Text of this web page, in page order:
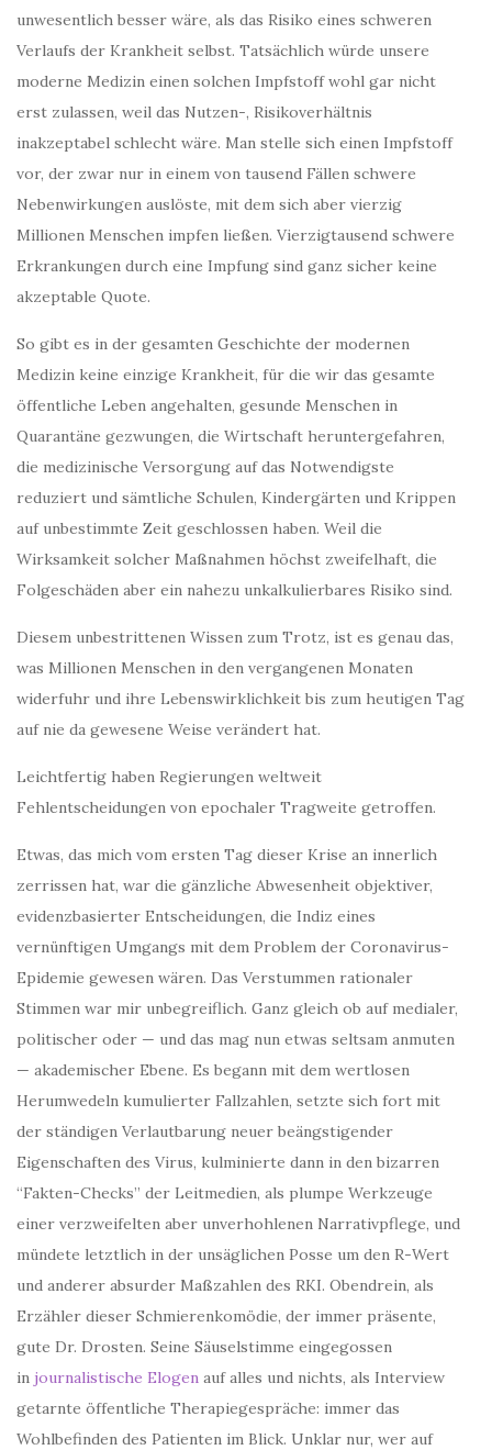
unwesentlich besser wäre, als das Risiko eines schweren
Verlaufs der Krankheit selbst. Tatsächlich würde unsere
moderne Medizin einen solchen Impfstoff wohl gar nicht
erst zulassen, weil das Nutzen-, Risikoverhältnis
inakzeptabel schlecht wäre. Man stelle sich einen Impfstoff
vor, der zwar nur in einem von tausend Fällen schwere
Nebenwirkungen auslöste, mit dem sich aber vierzig
Millionen Menschen impfen ließen. Vierzigtausend schwere
Erkrankungen durch eine Impfung sind ganz sicher keine
akzeptable Quote.
So gibt es in der gesamten Geschichte der modernen
Medizin keine einzige Krankheit, für die wir das gesamte
öffentliche Leben angehalten, gesunde Menschen in
Quarantäne gezwungen, die Wirtschaft heruntergefahren,
die medizinische Versorgung auf das Notwendigste
reduziert und sämtliche Schulen, Kindergärten und Krippen
auf unbestimmte Zeit geschlossen haben. Weil die
Wirksamkeit solcher Maßnahmen höchst zweifelhaft, die
Folgeschäden aber ein nahezu unkalkulierbares Risiko sind.
Diesem unbestrittenen Wissen zum Trotz, ist es genau das,
was Millionen Menschen in den vergangenen Monaten
widerfuhr und ihre Lebenswirklichkeit bis zum heutigen Tag
auf nie da gewesene Weise verändert hat.
Leichtfertig haben Regierungen weltweit
Fehlentscheidungen von epochaler Tragweite getroffen.
Etwas, das mich vom ersten Tag dieser Krise an innerlich
zerrissen hat, war die gänzliche Abwesenheit objektiver,
evidenzbasierter Entscheidungen, die Indiz eines
vernünftigen Umgangs mit dem Problem der Coronavirus-
Epidemie gewesen wären. Das Verstummen rationaler
Stimmen war mir unbegreiflich. Ganz gleich ob auf medialer,
politischer oder — und das mag nun etwas seltsam anmuten
— akademischer Ebene. Es begann mit dem wertlosen
Herumwedeln kumulierter Fallzahlen, setzte sich fort mit
der ständigen Verlautbarung neuer beängstigender
Eigenschaften des Virus, kulminierte dann in den bizarren
“Fakten-Checks” der Leitmedien, als plumpe Werkzeuge
einer verzweifelten aber unverhohlenen Narrativpflege, und
mündete letztlich in der unsäglichen Posse um den R-Wert
und anderer absurder Maßzahlen des RKI. Obendrein, als
Erzähler dieser Schmierenkomödie, der immer präsente,
gute Dr. Drosten. Seine Säuselstimme eingegossen
in journalistische Elogen auf alles und nichts, als Interview
getarnte öffentliche Therapiegespräche: immer das
Wohlbefinden des Patienten im Blick. Unklar nur, wer auf